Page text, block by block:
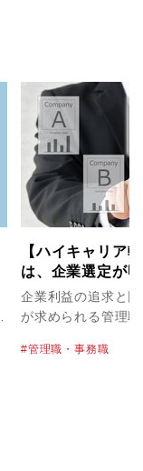
【ハイキャリア
は、企業選定が
しないために確
は？
企業利益の追求と
が求められる管理
違いがあるのでし
管理職・事務職